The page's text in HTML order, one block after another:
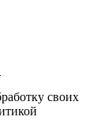
своих